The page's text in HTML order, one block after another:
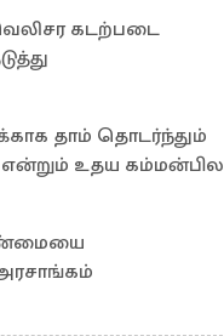
கடற்படை
தாம் தொடர்ந்தும்
என்றும் உதய கம்மன்பில